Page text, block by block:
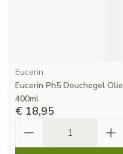
Eucerin
Eucerin Ph5 Douchegel Olie
400ml
€ 18,95